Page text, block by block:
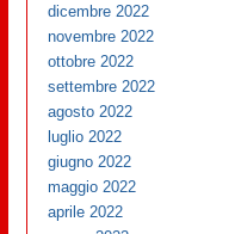
dicembre 2022
novembre 2022
ottobre 2022
settembre 2022
agosto 2022
luglio 2022
giugno 2022
maggio 2022
aprile 2022